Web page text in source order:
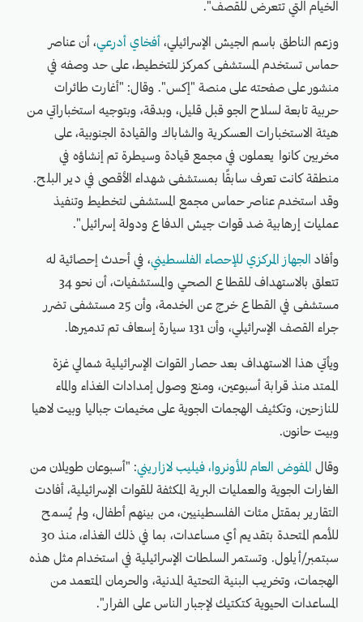
الخيام التي تتعرض للقصف".
وزعم الناطق باسم الجيش الإسرائيلي، أفخاي أدرعي، أن عناصر
حماس تستخدم المستشفى كمركز للتخطيط، على حد وصفه في
منشور على صفحته على منصة "إكس". وقال: "أغارت طائرات
حربية تابعة لسلاح الجو قبل قليل، وبدقة، وبتوجيه استخباراتي من
هيئة الاستخبارات العسكرية والشاباك والقيادة الجنوبية، على
مخربين كانوا يعملون في مجمع قيادة وسيطرة تم إنشاؤه في
منطقة كانت تعرف سابقًا بمستشفى شهداء الأقصى في دير البلح.
وقد استخدم عناصر حماس مجمع المستشفى لتخطيط وتنفيذ
عمليات إرهابية ضد قوات جيش الدفاع ودولة إسرائيل".
وأفاد الجهاز المركزي للإحصاء الفلسطيني، في أحدث إحصائية له
تتعلق بالاستهداف للقطاع الصحي والمستشفيات، أن نحو 34
مستشفى في القطاع خرج عن الخدمة، وأن 25 مستشفى تضرر
جراء القصف الإسرائيلي، وأن 131 سيارة إسعاف تم تدميرها.
ويأتي هذا الاستهداف بعد حصار القوات الإسرائيلية شمالي غزة
الممتد منذ قرابة أسبوعين، ومنع وصول إمدادات الغذاء والماء
للنازحين، وتكثيف الهجمات الجوية على مخيمات جباليا وبيت لاهيا
وبيت حانون.
وقال المفوض العام للأونروا، فيليب لازاريني: "أسبوعان طويلان من
الغارات الجوية والعمليات البرية المكثفة للقوات الإسرائيلية، أفادت
التقارير بمقتل مئات الفلسطينيين، من بينهم أطفال، ولم يُسمح
للأمم المتحدة بتقديم أي مساعدات، بما في ذلك الغذاء، منذ 30
سبتمبر/أيلول. وتستمر السلطات الإسرائيلية في استخدام مثل هذه
الهجمات، وتخريب البنية التحتية المدنية، والحرمان المتعمد من
المساعدات الحيوية كتكتيك لإجبار الناس على الفرار".